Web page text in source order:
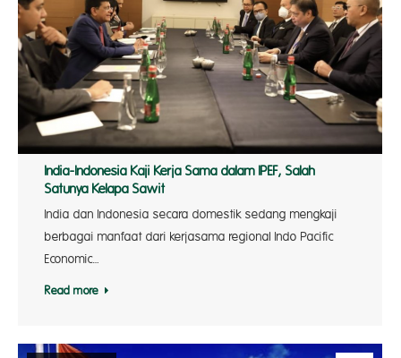
India-Indonesia Kaji Kerja Sama dalam IPEF, Salah
Satunya Kelapa Sawit
India dan Indonesia secara domestik sedang mengkaji
berbagai manfaat dari kerjasama regional Indo Pacific
Economic…
Read more